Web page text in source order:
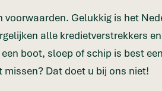
Gelukkig is het
alle kredietverstrekkers
boot, sloep of schip is best
Dat doet u bij ons niet!